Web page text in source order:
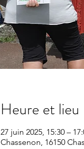
Heure et lieu
27 juin 2025, 15:30 –
Chassenon, 16150